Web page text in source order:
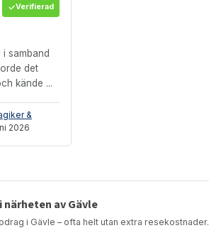
Verifierad
samband
det
kände ...
&
2026
av Gävle
i Gävle – ofta helt utan extra resekostnader.